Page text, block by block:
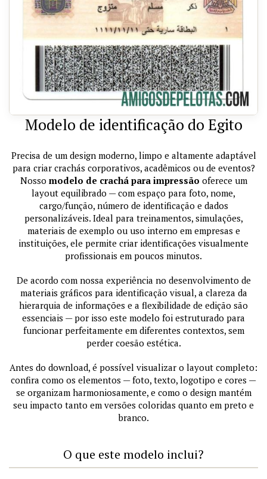
Modelo de identificação do Egito
Precisa de um design moderno, limpo e altamente adaptável
para criar crachás corporativos, acadêmicos ou de eventos?
Nosso modelo de crachá para impressão oferece um
layout equilibrado — com espaço para foto, nome,
cargo/função, número de identificação e dados
personalizáveis. Ideal para treinamentos, simulações,
materiais de exemplo ou uso interno em empresas e
instituições, ele permite criar identificações visualmente
profissionais em poucos minutos.
De acordo com nossa experiência no desenvolvimento de
materiais gráficos para identificação visual, a clareza da
hierarquia de informações e a flexibilidade de edição são
essenciais — por isso este modelo foi estruturado para
funcionar perfeitamente em diferentes contextos, sem
perder coesão estética.
Antes do download, é possível visualizar o layout completo:
confira como os elementos — foto, texto, logotipo e cores —
se organizam harmoniosamente, e como o design mantém
seu impacto tanto em versões coloridas quanto em preto e
branco.
O que este modelo inclui?